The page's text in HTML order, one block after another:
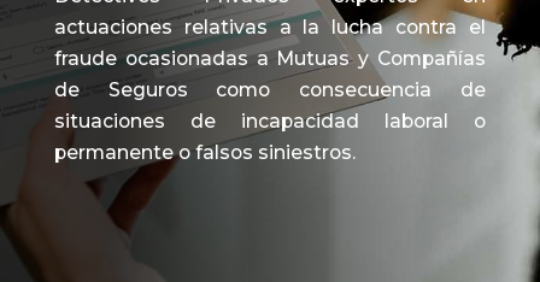
actuaciones relativas a la lucha contra el
fraude ocasionadas a Mutuas y Compañías
de Seguros como consecuencia de
situaciones de incapacidad laboral o
permanente o falsos siniestros.